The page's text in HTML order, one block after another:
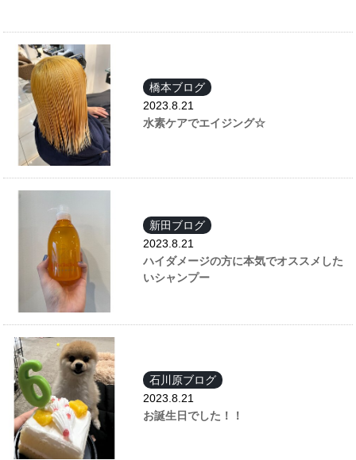
橋本ブログ
2023.8.21
水素ケアでエイジング☆
新田ブログ
2023.8.21
ハイダメージの方に本気でオススメした
いシャンプー
石川原ブログ
2023.8.21
お誕生日でした！！